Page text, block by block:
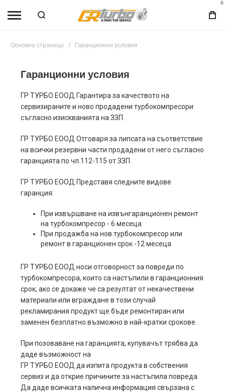
0
Основна страница Гаранционни условия
Гаранционни условия
ГР ТУРБО ЕООД Гарантира за качеството на
сервизираните и ново продадени турбокомпресори
съгласно изискванията на ЗЗП.
ГР ТУРБО ЕООД Отговаря за липсата на съответствие
на всички резервни части продадени от него съгласно
гаранцията по чл.112-115 от ЗЗП.
ГР ТУРБО ЕООД Представя следните видове
гаранция:
При извършване на извънгаранционен ремонт
на турбокомпресор - 6 месеца
При продажба на нов турбокомпресор или
ремонт в гаранционен срок -12 месеца
ГР ТУРБО ЕООД носи отговорност за повреди по
турбокомпресора, които са настъпили в гаранционния
срок, ако се докаже че са резултат от некачествени
материали или вграждане в този случай
рекламирания продукт ще бъде ремонтиран или
заменен безплатно възможно в най-кратки срокове.
При позоваване на гаранцията, купувачът трябва да
даде възможност на
ГР ТУРБО ЕООД да изпита продукта в собствения
сервиз и да открие причините за настъпила повреда.
Да даде всичката налична информация свързана с